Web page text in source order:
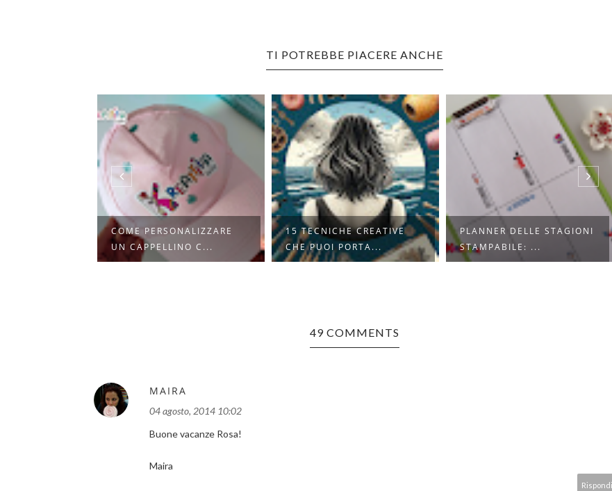
TI POTREBBE PIACERE ANCHE
COME PERSONALIZZARE
UN CAPPELLINO C...
15 TECNICHE CREATIVE
CHE PUOI PORTA...
PLANNER DELLE STAGIONI
STAMPABILE: ...
49 COMMENTS
MAIRA
04 agosto, 2014 10:02
Buone vacanze Rosa!
Maira
Rispondi